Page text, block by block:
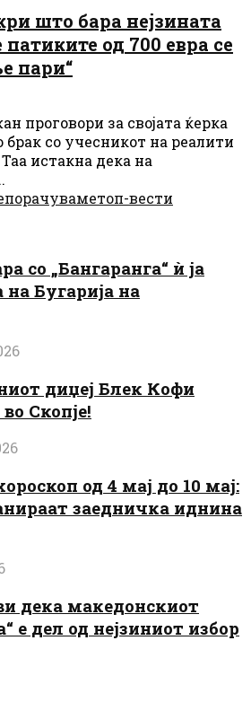
што бара нејзината
од 700 евра се
пари“
проговори за својата ќерка
брак со учесникот на реалити
истакна дека на
топ-вести
со „Бангаранга“ ѝ ја
на Бугарија на
диџеј Блек Кофи
Скопје!
од 4 мај до 10 мај:
заедничка иднина
дека македонскиот
е дел од нејзиниот избор